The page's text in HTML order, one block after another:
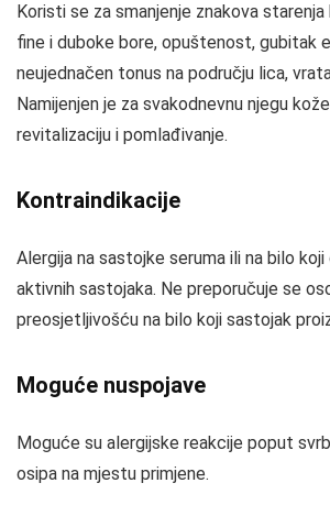
Koristi se za smanjenje znakova
fine i duboke bore, opuštenost, gubitak
neujednačen tonus na području lica,
Namijenjen je za svakodnevnu njegu
revitalizaciju i pomlađivanje.
Kontraindikacije
Alergija na sastojke seruma ili na bilo
aktivnih sastojaka. Ne preporučuje se
preosjetljivošću na bilo koji sastojak
Moguće nuspojave
Moguće su alergijske reakcije poput
osipa na mjestu primjene.